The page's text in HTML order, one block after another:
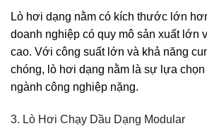
Lò hơi dạng nằm có kích thước lớn
doanh nghiệp có quy mô sản xuất lớn
cao. Với công suất lớn và khả năng
chóng, lò hơi dạng nằm là sự lựa
ngành công nghiệp nặng.
3. Lò Hơi Chạy Dầu Dạng Modular